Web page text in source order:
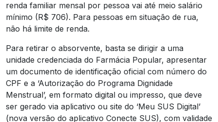
renda familiar mensal por pessoa vai até meio salário
mínimo (R$ 706). Para pessoas em situação de rua,
não há limite de renda.
Para retirar o absorvente, basta se dirigir a uma
unidade credenciada do Farmácia Popular, apresentar
um documento de identificação oficial com número do
CPF e a ‘Autorização do Programa Dignidade
Menstrual’, em formato digital ou impresso, que deve
ser gerado via aplicativo ou site do ‘Meu SUS Digital’
(nova versão do aplicativo Conecte SUS), com validade